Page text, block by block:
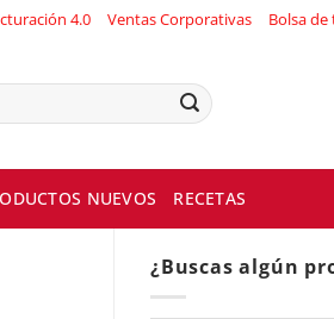
4.0 Ventas Corporativas Bolsa
NUEVOS RECETAS
¿Buscas algún